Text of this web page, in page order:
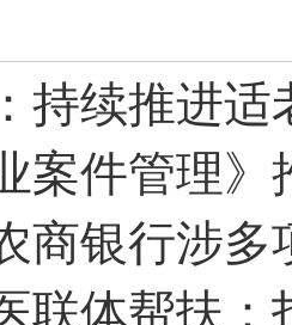
持续推进适
案件管理》
商银行涉多
联体帮扶